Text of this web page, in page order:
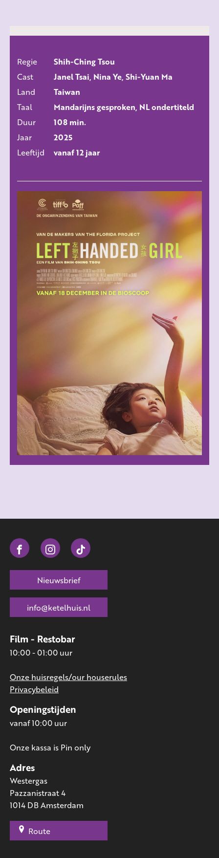
ALLE FILMS
Regie
Shih-Ching Tsou
Cast
Janel Tsai, Nina Ye, Shi-Yuan Ma
Land
Taiwan
Taal
Mandarijns gesproken, NL ondertiteld
Duur
108 min.
Jaar
2025
Leeftijd
vanaf 12 jaar
Adres
Westergas
Pazzanistraat 4
1014 DB Amsterdam
Route
Openingstijden
vanaf 10:00 uur
Onze kassa is Pin only
Film - Restobar
10:00 - 01:00 uur
Onze huisregels/our houserules
Privacybeleid
Nieuwsbrief
info@ketelhuis.nl